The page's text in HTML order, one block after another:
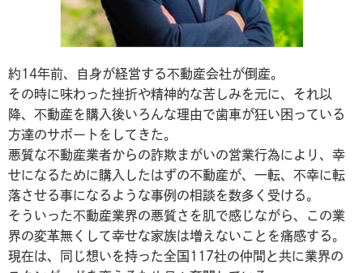
約14年前、自身が経営する不動産会社が倒産。
その時に味わった挫折や精神的な苦しみを元に、それ以
降、不動産を購入後いろんな理由で歯車が狂い困っている
方達のサポートをしてきた。
悪質な不動産業者からの詐欺まがいの営業行為により、幸
せになるために購入したはずの不動産が、一転、不幸に転
落させる事になるような事例の相談を数多く受ける。
そういった不動産業界の悪質さを肌で感じながら、この業
界の変革無くして幸せな家族は増えないことを痛感する。
現在は、同じ想いを持った全国117社の仲間と共に業界の